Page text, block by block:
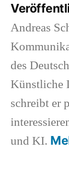
Andreas
des
Künstliche
schreibt er
und KI.